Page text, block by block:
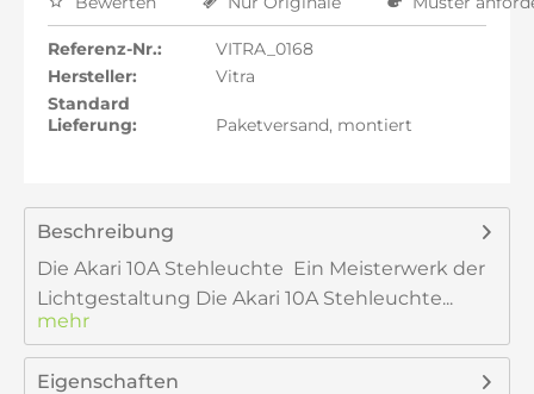
Referenz-Nr.:
VITRA_0168
Hersteller:
Vitra
Standard
Lieferung:
Paketversand, montiert
Beschreibung
Die Akari 10A Stehleuchte  Ein Meisterwerk der
Lichtgestaltung Die Akari 10A Stehleuchte...
mehr
Eigenschaften